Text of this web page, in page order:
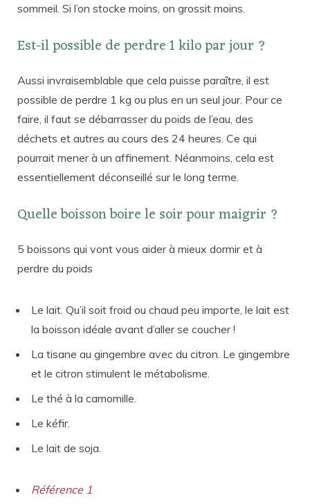
sommeil. Si l’on stocke moins, on grossit moins.
Est-il possible de perdre 1 kilo par jour ?
Aussi invraisemblable que cela puisse paraître, il est
possible de perdre 1 kg ou plus en un seul jour. Pour ce
faire, il faut se débarrasser du poids de l’eau, des
déchets et autres au cours des 24 heures. Ce qui
pourrait mener à un affinement. Néanmoins, cela est
essentiellement déconseillé sur le long terme.
Quelle boisson boire le soir pour maigrir ?
5 boissons qui vont vous aider à mieux dormir et à
perdre du poids
Le lait. Qu’il soit froid ou chaud peu importe, le lait est
la boisson idéale avant d’aller se coucher !
La tisane au gingembre avec du citron. Le gingembre
et le citron stimulent le métabolisme.
Le thé à la camomille.
Le kéfir.
Le lait de soja.
Référence 1